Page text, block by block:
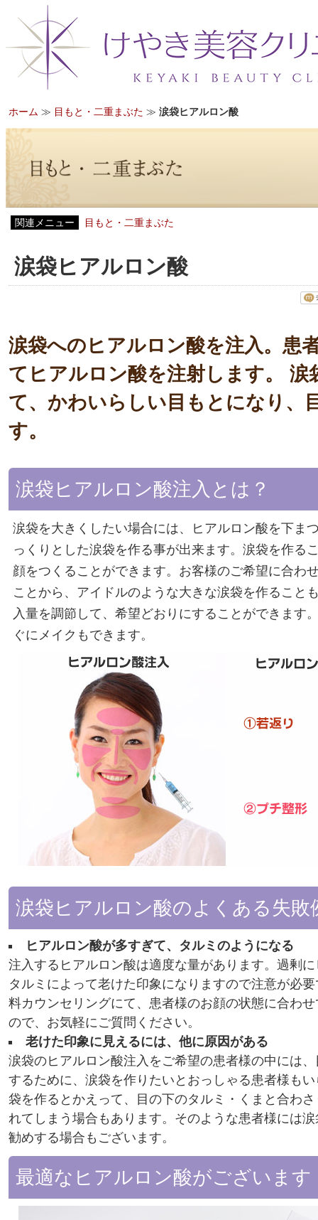
ホーム ≫ 目もと・二重まぶた ≫ 涙袋ヒアルロン酸
関連メニュー 目もと・二重まぶた
涙袋ヒアルロン酸
涙袋へのヒアルロン酸を注入。患
てヒアルロン酸を注射します。 涙
て、かわいらしい目もとになり、
す。
涙袋ヒアルロン酸注入とは？
涙袋を大きくしたい場合には、ヒアルロン酸を下ま
っくりとした涙袋を作る事が出来ます。涙袋を作る
顔をつくることができます。お客様のご希望に合わ
ことから、アイドルのような大きな涙袋を作ること
入量を調節して、希望どおりにすることができます
ぐにメイクもできます。
涙袋ヒアルロン酸のよくある失敗
ヒアルロン酸が多すぎて、タルミのようになる
注入するヒアルロン酸は適度な量があります。過剰
タルミによって老けた印象になりますので注意が必
料カウンセリングにて、患者様のお顔の状態に合わ
ので、お気軽にご質問ください。
老けた印象に見えるには、他に原因がある
涙袋のヒアルロン酸注入をご希望の患者様の中には
するために、涙袋を作りたいとおっしゃる患者様も
袋を作るとかえって、目の下のタルミ・くまと合わ
れてしまう場合もあります。そのような患者様には
勧めする場合もございます。
最適なヒアルロン酸がございます